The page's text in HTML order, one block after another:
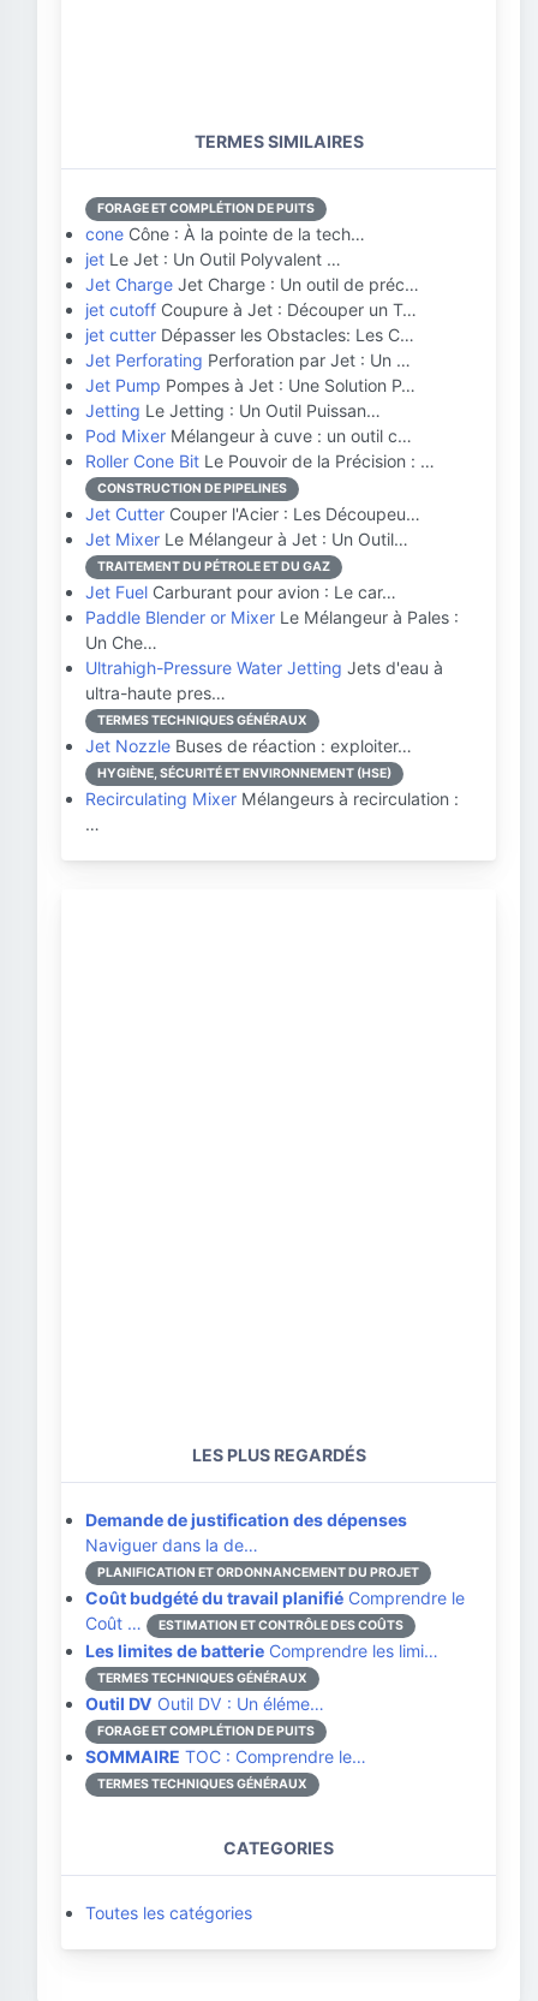
TERMES SIMILAIRES
FORAGE ET COMPLÉTION DE PUITS
cone Cône : À la pointe de la tech…
jet Le Jet : Un Outil Polyvalent …
Jet Charge Jet Charge : Un outil de préc…
jet cutoff Coupure à Jet : Découper un T…
jet cutter Dépasser les Obstacles: Les C…
Jet Perforating Perforation par Jet : Un …
Jet Pump Pompes à Jet : Une Solution P…
Jetting Le Jetting : Un Outil Puissan…
Pod Mixer Mélangeur à cuve : un outil c…
Roller Cone Bit Le Pouvoir de la Précision : …
CONSTRUCTION DE PIPELINES
Jet Cutter Couper l'Acier : Les Découpeu…
Jet Mixer Le Mélangeur à Jet : Un Outil…
TRAITEMENT DU PÉTROLE ET DU GAZ
Jet Fuel Carburant pour avion : Le car…
Paddle Blender or Mixer Le Mélangeur à Pales :
Un Che…
Ultrahigh-Pressure Water Jetting Jets d'eau à
ultra-haute pres…
TERMES TECHNIQUES GÉNÉRAUX
Jet Nozzle Buses de réaction : exploiter…
HYGIÈNE, SÉCURITÉ ET ENVIRONNEMENT (HSE)
Recirculating Mixer Mélangeurs à recirculation :
…
LES PLUS REGARDÉS
Demande de justification des dépenses
Naviguer dans la de…
PLANIFICATION ET ORDONNANCEMENT DU PROJET
Coût budgété du travail planifié Comprendre le
Coût …
ESTIMATION ET CONTRÔLE DES COÛTS
Les limites de batterie Comprendre les limi…
TERMES TECHNIQUES GÉNÉRAUX
Outil DV Outil DV : Un éléme…
FORAGE ET COMPLÉTION DE PUITS
SOMMAIRE TOC : Comprendre le…
TERMES TECHNIQUES GÉNÉRAUX
CATEGORIES
Toutes les catégories